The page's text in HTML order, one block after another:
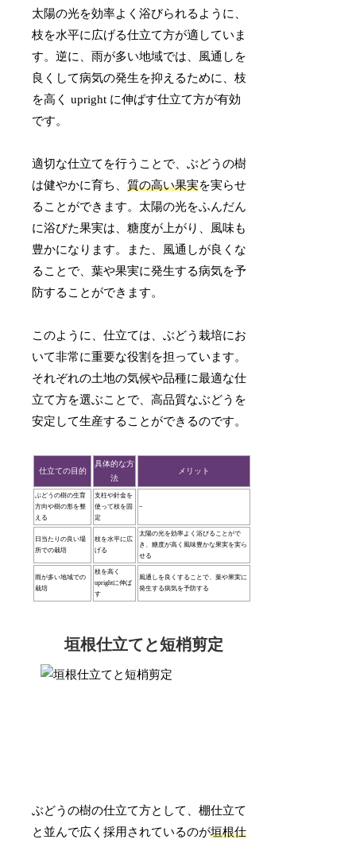
太陽の光を効率よく浴びられるように、
枝を水平に広げる仕立て方が適していま
す。逆に、雨が多い地域では、風通しを
良くして病気の発生を抑えるために、枝
を高く upright に伸ばす仕立て方が有効
です。
適切な仕立てを行うことで、ぶどうの樹
は健やかに育ち、質の高い果実を実らせ
ることができます。太陽の光をふんだん
に浴びた果実は、糖度が上がり、風味も
豊かになります。また、風通しが良くな
ることで、葉や果実に発生する病気を予
防することができます。
このように、仕立ては、ぶどう栽培にお
いて非常に重要な役割を担っています。
それぞれの土地の気候や品種に最適な仕
立て方を選ぶことで、高品質なぶどうを
安定して生産することができるのです。
仕立ての目的
具体的な方
法
メリット
ぶどうの樹の生育
方向や樹の形を整
える
支柱や針金を
使って枝を固
定
–
日当たりの良い場
所での栽培
枝を水平に広
げる
太陽の光を効率よく浴びることがで
き、糖度が高く風味豊かな果実を実ら
せる
雨が多い地域での
栽培
枝を高く
uprightに伸ば
す
風通しを良くすることで、葉や果実に
発生する病気を予防する
垣根仕立てと短梢剪定
ぶどうの樹の仕立て方として、棚仕立て
と並んで広く採用されているのが垣根仕